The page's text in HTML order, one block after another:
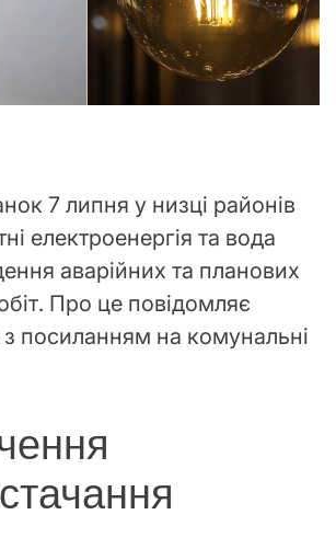
7 липня у низці районів
електроенергія та вода
аварійних та планових
Про це повідомляє
з посиланням на комунальні